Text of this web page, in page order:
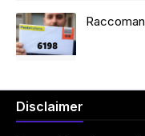
Disclaimer